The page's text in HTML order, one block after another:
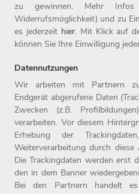
Unternehmen zum siebten Mal
ausgezeichnet. Seit 1987 ist
Weiden Teil der Otto Group.
Home
Arbeitgeber
Benefits
Jobs
zu gewinnen. Mehr
Widerrufsmöglichkeit) und zu
es jederzeit hier. Mit Klick auf
können Sie Ihre Einwilligung
Datennutzungen
Wir arbeiten mit Partnern
Endgerät abgerufene Daten
Zwecken (z.B.
verarbeiten. Vor diesem
Erhebung der
Weiterverarbeitung durch
Die Trackingdaten werden erst
den in dem Banner
Bei den Partnern handelt